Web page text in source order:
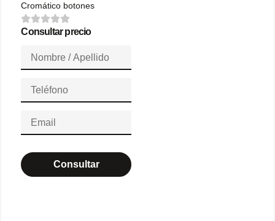
Cromático botones
Consultar precio
Consultar